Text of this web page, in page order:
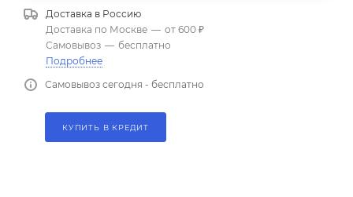
Доставка в Россию
Доставка по Москве — от 600 ₽
Самовывоз — бесплатно
Подробнее
Самовывоз сегодня - бесплатно
КУПИТЬ В КРЕДИТ